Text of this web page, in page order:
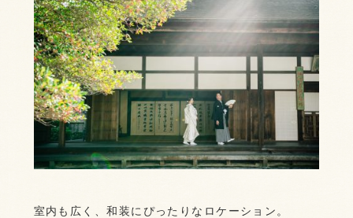
室内も広く、和装にぴったりなロケーション。